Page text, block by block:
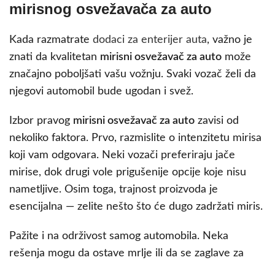
mirisnog osvežavača za auto
Kada razmatrate dodaci za enterijer auta, važno je
znati da kvalitetan mirisni osvežavač za auto može
značajno poboljšati vašu vožnju. Svaki vozač želi da
njegovi automobil bude ugodan i svež.
Izbor pravog mirisni osvežavač za auto zavisi od
nekoliko faktora. Prvo, razmislite o intenzitetu mirisa
koji vam odgovara. Neki vozači preferiraju jače
mirise, dok drugi vole prigušenije opcije koje nisu
nametljive. Osim toga, trajnost proizvoda je
esencijalna — zelite nešto što će dugo zadržati miris.
Pažite i na održivost samog automobila. Neka
rešenja mogu da ostave mrlje ili da se zaglave za